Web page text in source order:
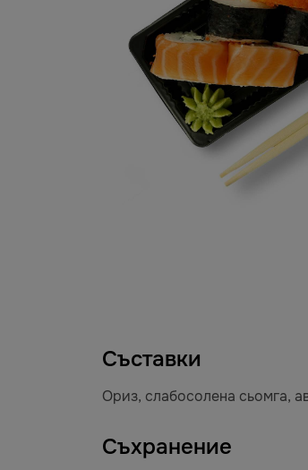
Съставки
Ориз, слабосолена сьомга,
Съхранение